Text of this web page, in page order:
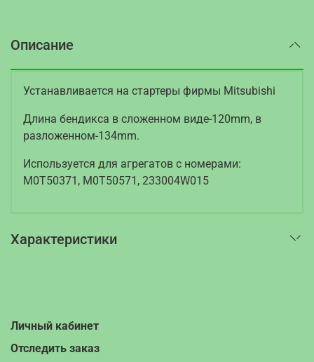
Описание
Устанавливается на стартеры фирмы Mitsubishi
Длина бендикса в сложенном виде-120mm, в
разложенном-134mm.
Используется для агрегатов с номерами:
M0T50371, M0T50571, 233004W015
Характеристики
Личный кабинет
Отследить заказ